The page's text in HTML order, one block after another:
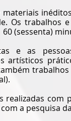
materiais
Os trabalhos
(sessenta)
e as
artísticos
realizadas
a pesquisa